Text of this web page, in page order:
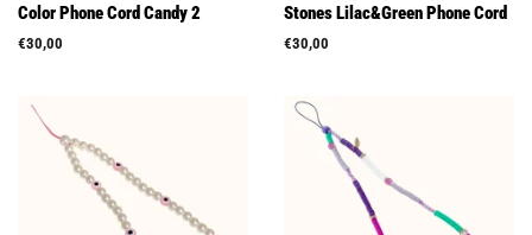
Color Phone Cord Candy 2
Prix
€30,00
Stones Lilac&Green Phone Cord
Prix
€30,00